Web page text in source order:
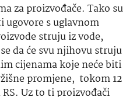
za proizvođače. Tako su
ugovore s uglavnom
struju iz vode,
da će svu njihovu struju
cijenama koje neće biti
promjene, tokom 12
Uz to ti proizvođači